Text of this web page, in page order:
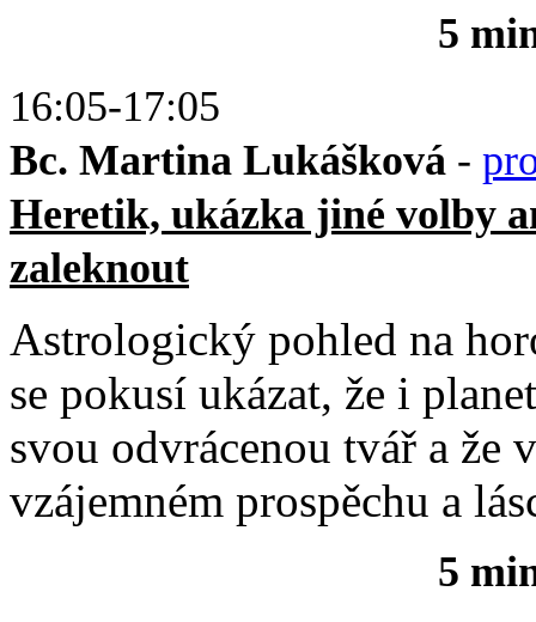
5
16:05-17:05
Bc. Martina Lukášková -
Heretik, ukázka jiné volby
zaleknout
Astrologický pohled na
se pokusí ukázat, že i
svou odvrácenou tvář a že
vzájemném prospěchu a
5